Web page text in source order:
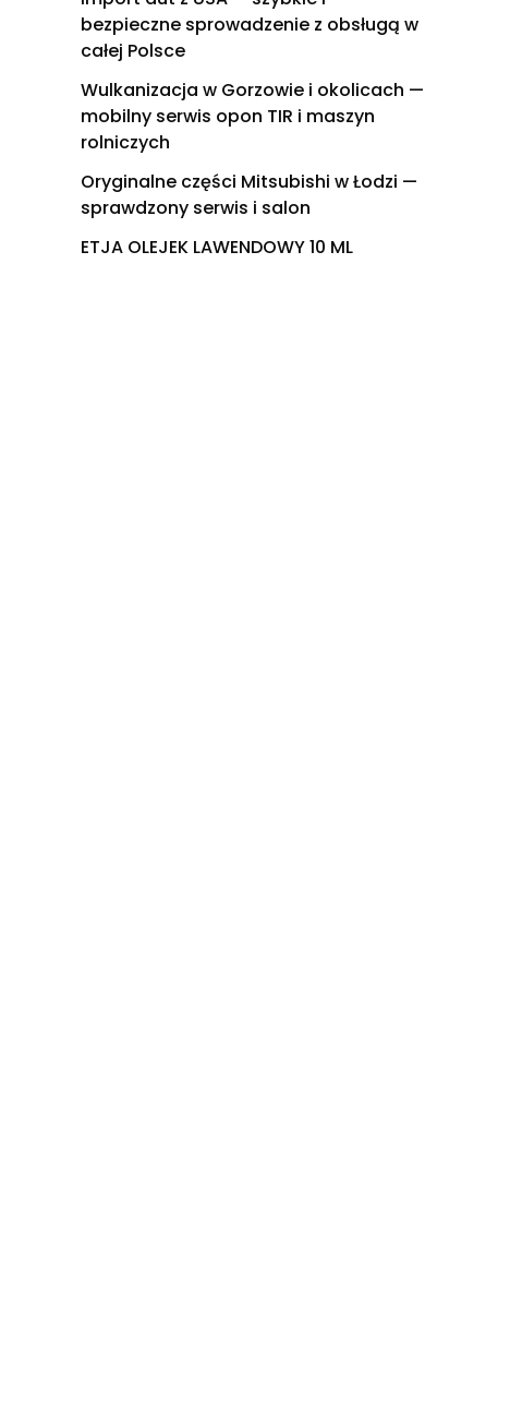
bezpieczne sprowadzenie z obsługą w
całej Polsce
Wulkanizacja w Gorzowie i okolicach —
mobilny serwis opon TIR i maszyn
rolniczych
Oryginalne części Mitsubishi w Łodzi —
sprawdzony serwis i salon
ETJA OLEJEK LAWENDOWY 10 ML